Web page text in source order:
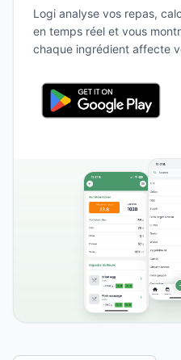
Logi analyse vos repas,
en temps réel et vous
chaque ingrédient affecte